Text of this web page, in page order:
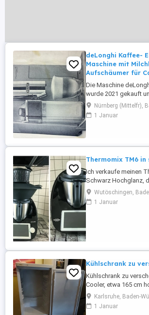
deLonghi Kaffee-
Maschine mit
Aufschäumer für
Die Maschine
wurde 2021 gekauft
drei Jahren selten
Woche) benutzt. Sie
gewartet und entkalkt
Capuccino und Latte
Ausserdem ...
Nürnberg (Mittelfr),
1 Januar
Thermomix TM6 in
Ich verkaufe meinen
Schwarz Hochglanz,
genutzt wird. Das
befindet sich in sehr
Zustand und
Wutöschingen,
1 Januar
Kühlschrank zu
Kühlschrank zu
Cooler, etwa 165 cm
voll funktionsfähig,
etwas, Türgummis
etwas eingerissen. Hat
Karlsruhe, Baden-
1 Januar